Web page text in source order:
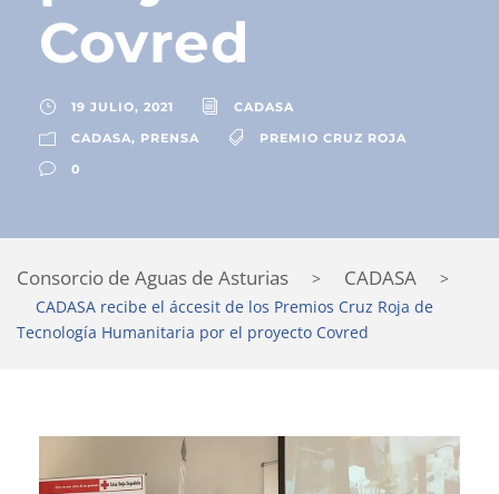
Covred
19 JULIO, 2021
CADASA
CADASA, PRENSA
PREMIO CRUZ ROJA
0
Consorcio de Aguas de Asturias > CADASA
>
CADASA recibe el áccesit de los Premios Cruz Roja de
Tecnología Humanitaria por el proyecto Covred